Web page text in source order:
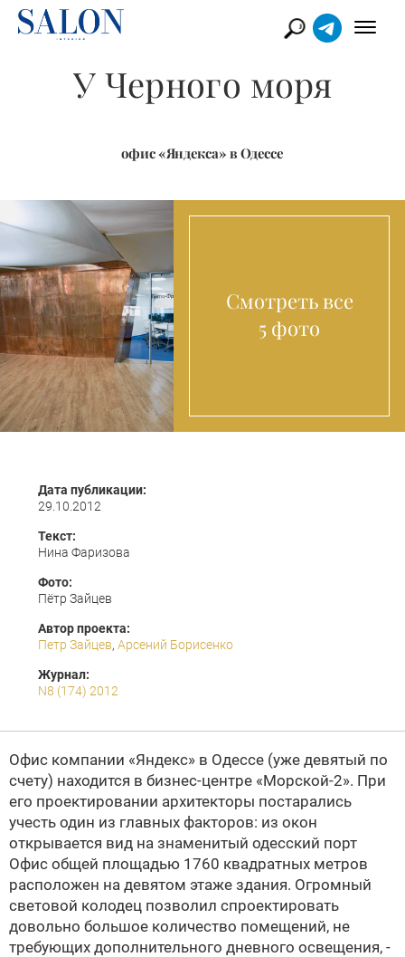
У Черного моря
офис «Яндекса» в Одессе
Смотреть все
5 фото
Дата публикации:
29.10.2012
Текст:
Нина Фаризова
Фото:
Пётр Зайцев
Автор проекта:
Петр Зайцев, Арсений Борисенко
Журнал:
N8 (174) 2012
Офис компании «Яндекс» в Одессе (уже девятый по
счету) находится в бизнес-центре «Морской-2». При
его проектировании архитекторы постарались
учесть один из главных факторов: из окон
открывается вид на знаменитый одесский порт
Офис общей площадью 1760 квадратных метров
расположен на девятом этаже здания. Огромный
световой колодец позволил спроектировать
довольно большое количество помещений, не
требующих дополнительного дневного освещения, -